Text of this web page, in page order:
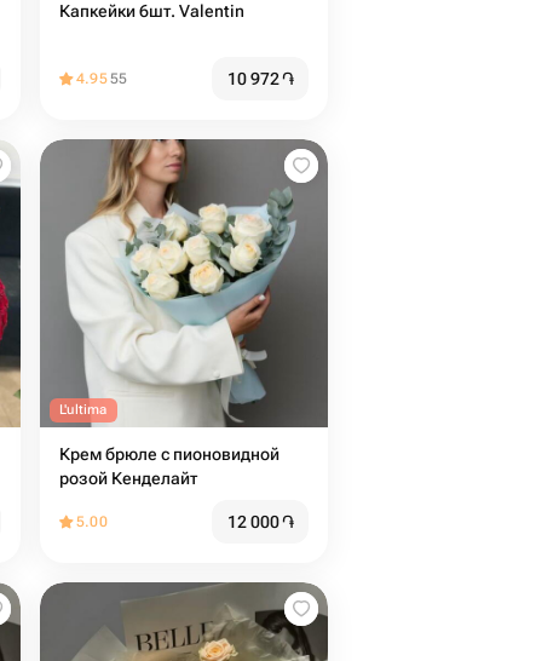
Капкейки 6шт. Valentin
4.9555 10 972֏
L'ultima
Крем брюле с пионовидной
розой Кенделайт
5.00 12 000֏